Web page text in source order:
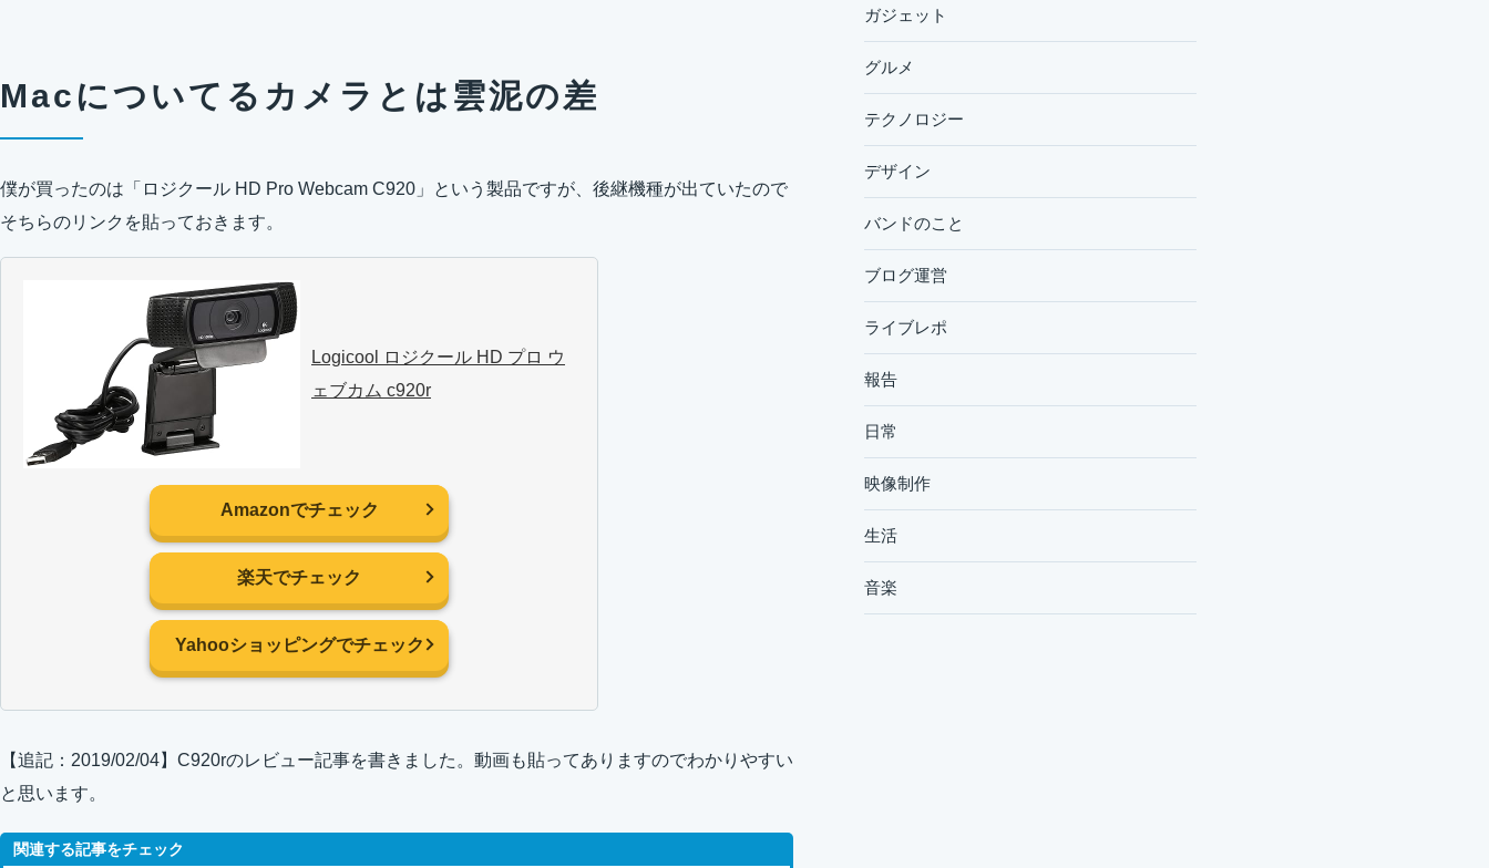
Macについてるカメラとは雲泥の差
僕が買ったのは「ロジクール HD Pro Webcam C920」という製品ですが、後継機種が出ていたので
そちらのリンクを貼っておきます。
Logicool ロジクール HD プロ ウ
ェブカム c920r
Amazonでチェック
楽天でチェック
Yahooショッピングでチェック
【追記：2019/02/04】C920rのレビュー記事を書きました。動画も貼ってありますのでわかりやすい
と思います。
ガジェット
グルメ
テクノロジー
デザイン
バンドのこと
ブログ運営
ライブレポ
報告
日常
映像制作
生活
音楽